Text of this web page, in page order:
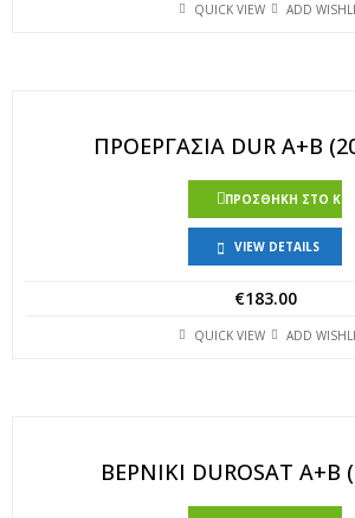
QUICK VIEW ADD
ΠΡΟΕΡΓΑΣΙΑ DUR Α+Β
ΠΡΟΣΘΉΚΗ ΣΤΟ
VIEW DETAILS
€183.00
QUICK VIEW ADD
ΒΕΡΝΙΚΙ DUROSAT Α+Β